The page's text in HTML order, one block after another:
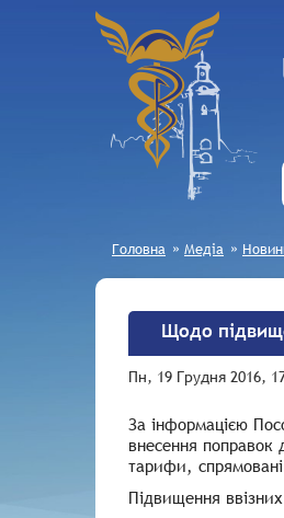
Головна » Медіа »
Щодо
Пн, 19 Грудня 2016,
За інформацією
внесення поправок
тарифи,
Підвищення